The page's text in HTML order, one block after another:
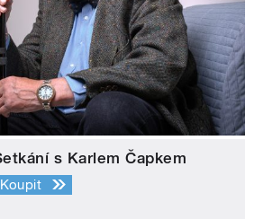
s Karlem Čapkem
Koupit